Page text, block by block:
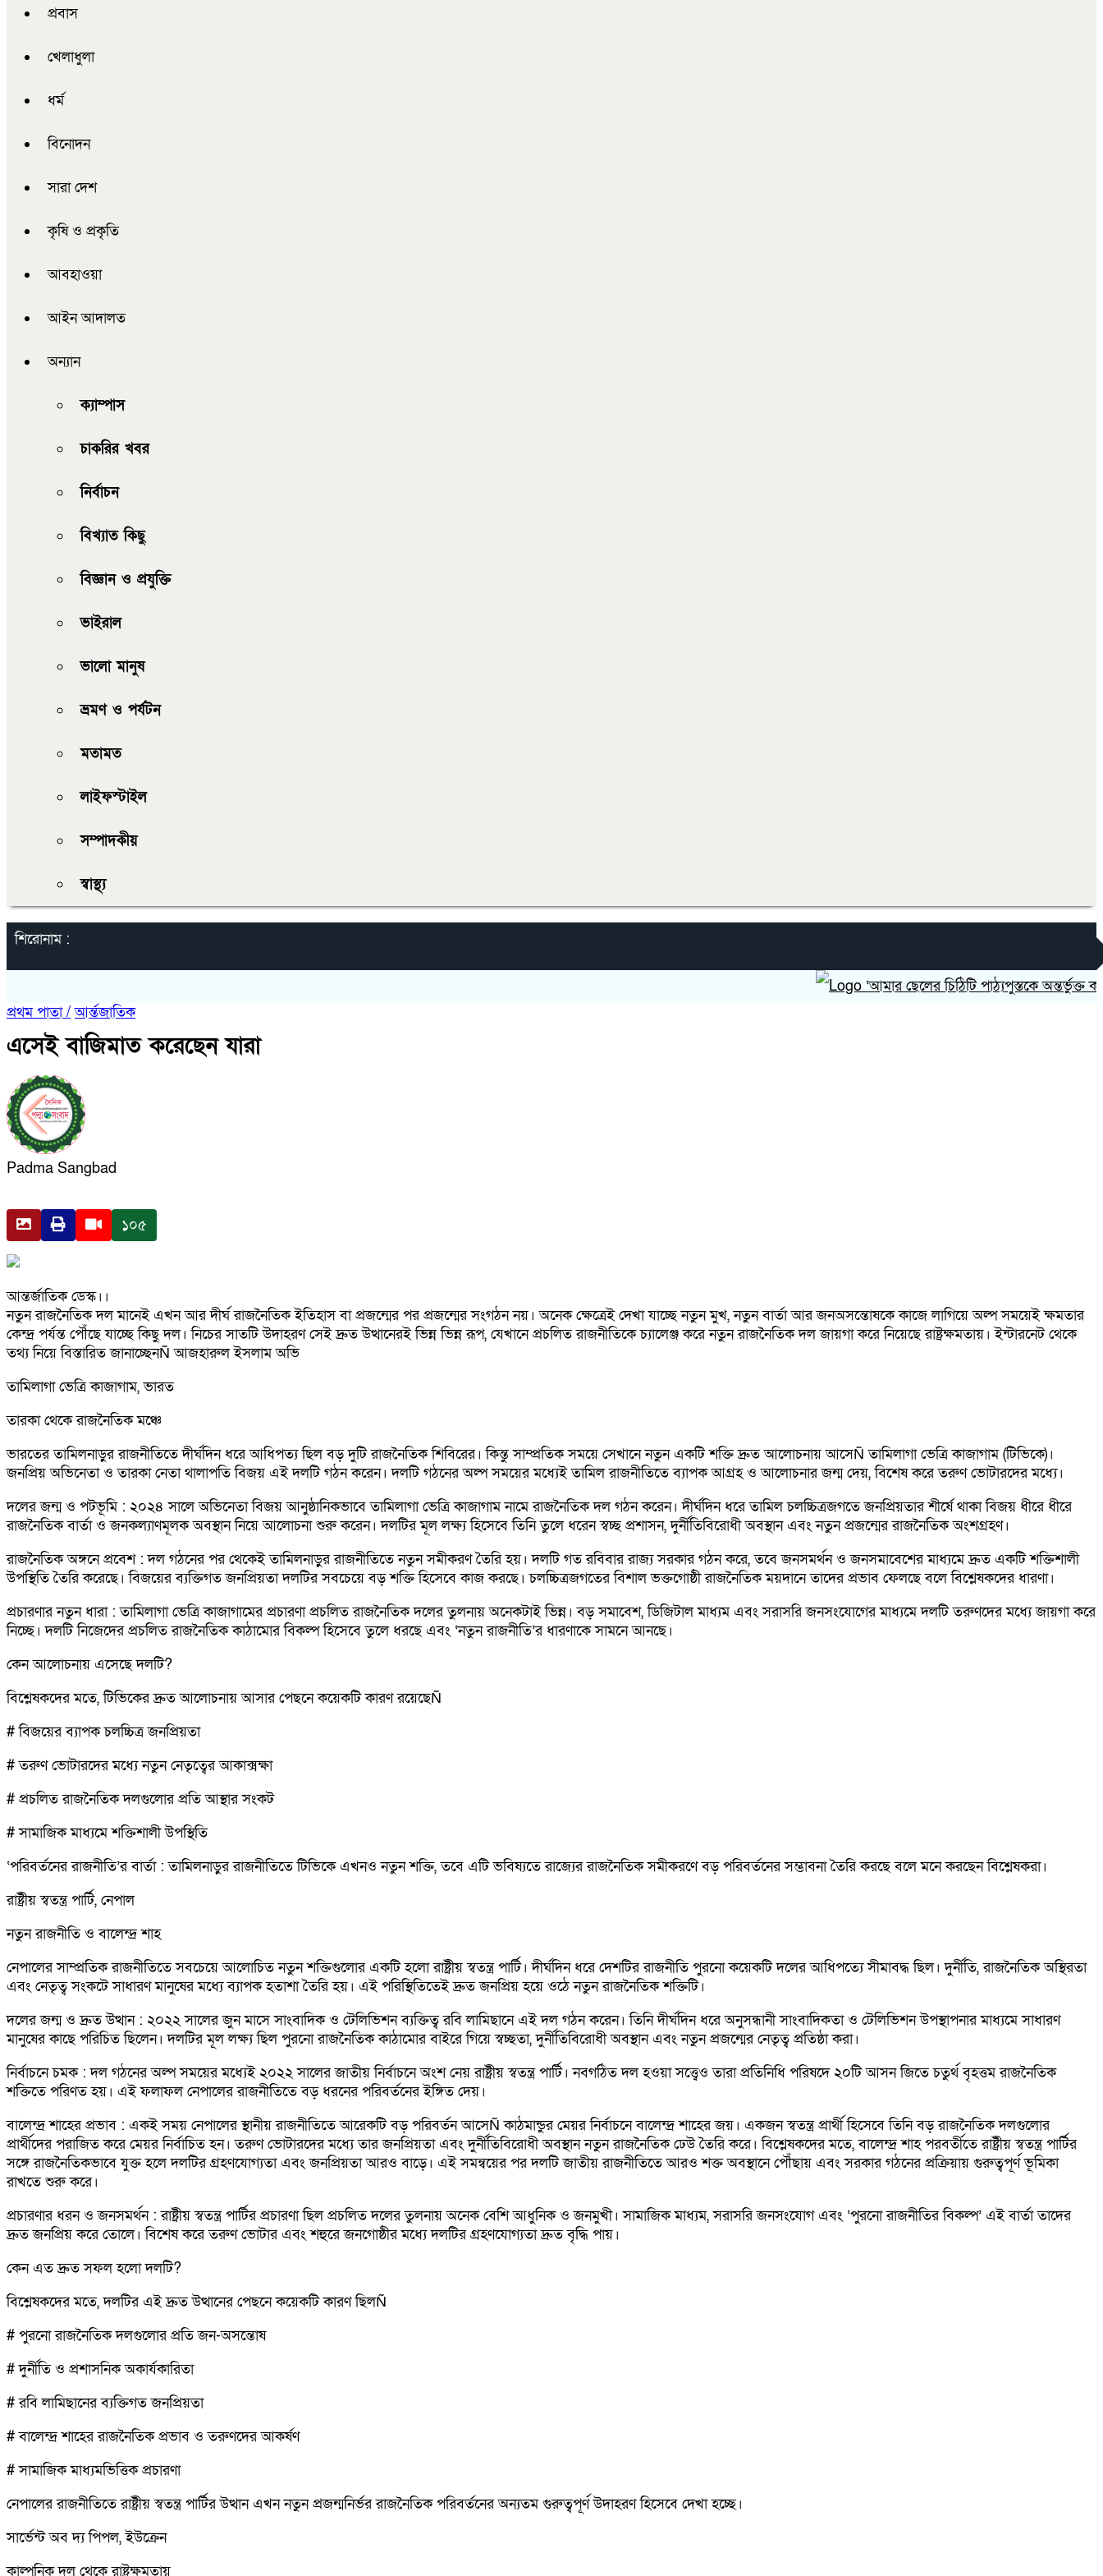
প্রবাস
খেলাধুলা
ধর্ম
বিনোদন
সারা দেশ
কৃষি ও প্রকৃতি
আবহাওয়া
আইন আদালত
অন্যান
ক্যাম্পাস
চাকরির খবর
নির্বাচন
বিখ্যাত কিছু
বিজ্ঞান ও প্রযুক্তি
ভাইরাল
ভালো মানুষ
ভ্রমণ ও পর্যটন
মতামত
লাইফস্টাইল
সম্পাদকীয়
স্বাস্থ্য
শিরোনাম :
‘আমার ছেলের চিঠিটি পাঠ্যপুস্তকে অন্তর্ভুক্ত করা হোক’
প্রথম পাতা / আর্ন্তজাতিক
এসেই বাজিমাত করেছেন যারা
Padma Sangbad
১০৫
আন্তর্জাতিক ডেস্ক।।
নতুন রাজনৈতিক দল মানেই এখন আর দীর্ঘ রাজনৈতিক ইতিহাস বা প্রজন্মের পর প্রজন্মের সংগঠন নয়। অনেক ক্ষেত্রেই দেখা যাচ্ছে নতুন মুখ, নতুন বার্তা আর জনঅসন্তোষকে কাজে লাগিয়ে অল্প সময়েই ক্ষমতার
কেন্দ্র পর্যন্ত পৌঁছে যাচ্ছে কিছু দল। নিচের সাতটি উদাহরণ সেই দ্রুত উত্থানেরই ভিন্ন ভিন্ন রূপ, যেখানে প্রচলিত রাজনীতিকে চ্যালেঞ্জ করে নতুন রাজনৈতিক দল জায়গা করে নিয়েছে রাষ্ট্রক্ষমতায়। ইন্টারনেট থেকে
তথ্য নিয়ে বিস্তারিত জানাচ্ছেনÑ আজহারুল ইসলাম অভি
তামিলাগা ভেত্রি কাজাগাম, ভারত
তারকা থেকে রাজনৈতিক মঞ্চে
ভারতের তামিলনাড়ুর রাজনীতিতে দীর্ঘদিন ধরে আধিপত্য ছিল বড় দুটি রাজনৈতিক শিবিরের। কিন্তু সাম্প্রতিক সময়ে সেখানে নতুন একটি শক্তি দ্রুত আলোচনায় আসেÑ তামিলাগা ভেত্রি কাজাগাম (টিভিকে)।
জনপ্রিয় অভিনেতা ও তারকা নেতা থালাপতি বিজয় এই দলটি গঠন করেন। দলটি গঠনের অল্প সময়ের মধ্যেই তামিল রাজনীতিতে ব্যাপক আগ্রহ ও আলোচনার জন্ম দেয়, বিশেষ করে তরুণ ভোটারদের মধ্যে।
দলের জন্ম ও পটভূমি : ২০২৪ সালে অভিনেতা বিজয় আনুষ্ঠানিকভাবে তামিলাগা ভেত্রি কাজাগাম নামে রাজনৈতিক দল গঠন করেন। দীর্ঘদিন ধরে তামিল চলচ্চিত্রজগতে জনপ্রিয়তার শীর্ষে থাকা বিজয় ধীরে ধীরে
রাজনৈতিক বার্তা ও জনকল্যাণমূলক অবস্থান নিয়ে আলোচনা শুরু করেন। দলটির মূল লক্ষ্য হিসেবে তিনি তুলে ধরেন স্বচ্ছ প্রশাসন, দুর্নীতিবিরোধী অবস্থান এবং নতুন প্রজন্মের রাজনৈতিক অংশগ্রহণ।
রাজনৈতিক অঙ্গনে প্রবেশ : দল গঠনের পর থেকেই তামিলনাড়ুর রাজনীতিতে নতুন সমীকরণ তৈরি হয়। দলটি গত রবিবার রাজ্য সরকার গঠন করে, তবে জনসমর্থন ও জনসমাবেশের মাধ্যমে দ্রুত একটি শক্তিশালী
উপস্থিতি তৈরি করেছে। বিজয়ের ব্যক্তিগত জনপ্রিয়তা দলটির সবচেয়ে বড় শক্তি হিসেবে কাজ করছে। চলচ্চিত্রজগতের বিশাল ভক্তগোষ্ঠী রাজনৈতিক ময়দানে তাদের প্রভাব ফেলছে বলে বিশ্লেষকদের ধারণা।
প্রচারণার নতুন ধারা : তামিলাগা ভেত্রি কাজাগামের প্রচারণা প্রচলিত রাজনৈতিক দলের তুলনায় অনেকটাই ভিন্ন। বড় সমাবেশ, ডিজিটাল মাধ্যম এবং সরাসরি জনসংযোগের মাধ্যমে দলটি তরুণদের মধ্যে জায়গা করে
নিচ্ছে। দলটি নিজেদের প্রচলিত রাজনৈতিক কাঠামোর বিকল্প হিসেবে তুলে ধরছে এবং ‘নতুন রাজনীতি’র ধারণাকে সামনে আনছে।
কেন আলোচনায় এসেছে দলটি?
বিশ্লেষকদের মতে, টিভিকের দ্রুত আলোচনায় আসার পেছনে কয়েকটি কারণ রয়েছেÑ
# বিজয়ের ব্যাপক চলচ্চিত্র জনপ্রিয়তা
# তরুণ ভোটারদের মধ্যে নতুন নেতৃত্বের আকাক্সক্ষা
# প্রচলিত রাজনৈতিক দলগুলোর প্রতি আস্থার সংকট
# সামাজিক মাধ্যমে শক্তিশালী উপস্থিতি
‘পরিবর্তনের রাজনীতি’র বার্তা : তামিলনাড়ুর রাজনীতিতে টিভিকে এখনও নতুন শক্তি, তবে এটি ভবিষ্যতে রাজ্যের রাজনৈতিক সমীকরণে বড় পরিবর্তনের সম্ভাবনা তৈরি করছে বলে মনে করছেন বিশ্লেষকরা।
রাষ্ট্রীয় স্বতন্ত্র পার্টি, নেপাল
নতুন রাজনীতি ও বালেন্দ্র শাহ
নেপালের সাম্প্রতিক রাজনীতিতে সবচেয়ে আলোচিত নতুন শক্তিগুলোর একটি হলো রাষ্ট্রীয় স্বতন্ত্র পার্টি। দীর্ঘদিন ধরে দেশটির রাজনীতি পুরনো কয়েকটি দলের আধিপত্যে সীমাবদ্ধ ছিল। দুর্নীতি, রাজনৈতিক অস্থিরতা
এবং নেতৃত্ব সংকটে সাধারণ মানুষের মধ্যে ব্যাপক হতাশা তৈরি হয়। এই পরিস্থিতিতেই দ্রুত জনপ্রিয় হয়ে ওঠে নতুন রাজনৈতিক শক্তিটি।
দলের জন্ম ও দ্রুত উত্থান : ২০২২ সালের জুন মাসে সাংবাদিক ও টেলিভিশন ব্যক্তিত্ব রবি লামিছানে এই দল গঠন করেন। তিনি দীর্ঘদিন ধরে অনুসন্ধানী সাংবাদিকতা ও টেলিভিশন উপস্থাপনার মাধ্যমে সাধারণ
মানুষের কাছে পরিচিত ছিলেন। দলটির মূল লক্ষ্য ছিল পুরনো রাজনৈতিক কাঠামোর বাইরে গিয়ে স্বচ্ছতা, দুর্নীতিবিরোধী অবস্থান এবং নতুন প্রজন্মের নেতৃত্ব প্রতিষ্ঠা করা।
নির্বাচনে চমক : দল গঠনের অল্প সময়ের মধ্যেই ২০২২ সালের জাতীয় নির্বাচনে অংশ নেয় রাষ্ট্রীয় স্বতন্ত্র পার্টি। নবগঠিত দল হওয়া সত্ত্বেও তারা প্রতিনিধি পরিষদে ২০টি আসন জিতে চতুর্থ বৃহত্তম রাজনৈতিক
শক্তিতে পরিণত হয়। এই ফলাফল নেপালের রাজনীতিতে বড় ধরনের পরিবর্তনের ইঙ্গিত দেয়।
বালেন্দ্র শাহের প্রভাব : একই সময় নেপালের স্থানীয় রাজনীতিতে আরেকটি বড় পরিবর্তন আসেÑ কাঠমান্ডুর মেয়র নির্বাচনে বালেন্দ্র শাহের জয়। একজন স্বতন্ত্র প্রার্থী হিসেবে তিনি বড় রাজনৈতিক দলগুলোর
প্রার্থীদের পরাজিত করে মেয়র নির্বাচিত হন। তরুণ ভোটারদের মধ্যে তার জনপ্রিয়তা এবং দুর্নীতিবিরোধী অবস্থান নতুন রাজনৈতিক ঢেউ তৈরি করে। বিশ্লেষকদের মতে, বালেন্দ্র শাহ পরবর্তীতে রাষ্ট্রীয় স্বতন্ত্র পার্টির
সঙ্গে রাজনৈতিকভাবে যুক্ত হলে দলটির গ্রহণযোগ্যতা এবং জনপ্রিয়তা আরও বাড়ে। এই সমন্বয়ের পর দলটি জাতীয় রাজনীতিতে আরও শক্ত অবস্থানে পৌঁছায় এবং সরকার গঠনের প্রক্রিয়ায় গুরুত্বপূর্ণ ভূমিকা
রাখতে শুরু করে।
প্রচারণার ধরন ও জনসমর্থন : রাষ্ট্রীয় স্বতন্ত্র পার্টির প্রচারণা ছিল প্রচলিত দলের তুলনায় অনেক বেশি আধুনিক ও জনমুখী। সামাজিক মাধ্যম, সরাসরি জনসংযোগ এবং ‘পুরনো রাজনীতির বিকল্প’ এই বার্তা তাদের
দ্রুত জনপ্রিয় করে তোলে। বিশেষ করে তরুণ ভোটার এবং শহুরে জনগোষ্ঠীর মধ্যে দলটির গ্রহণযোগ্যতা দ্রুত বৃদ্ধি পায়।
কেন এত দ্রুত সফল হলো দলটি?
বিশ্লেষকদের মতে, দলটির এই দ্রুত উত্থানের পেছনে কয়েকটি কারণ ছিলÑ
# পুরনো রাজনৈতিক দলগুলোর প্রতি জন-অসন্তোষ
# দুর্নীতি ও প্রশাসনিক অকার্যকারিতা
# রবি লামিছানের ব্যক্তিগত জনপ্রিয়তা
# বালেন্দ্র শাহের রাজনৈতিক প্রভাব ও তরুণদের আকর্ষণ
# সামাজিক মাধ্যমভিত্তিক প্রচারণা
নেপালের রাজনীতিতে রাষ্ট্রীয় স্বতন্ত্র পার্টির উত্থান এখন নতুন প্রজন্মনির্ভর রাজনৈতিক পরিবর্তনের অন্যতম গুরুত্বপূর্ণ উদাহরণ হিসেবে দেখা হচ্ছে।
সার্ভেন্ট অব দ্য পিপল, ইউক্রেন
কাল্পনিক দল থেকে রাষ্ট্রক্ষমতায়